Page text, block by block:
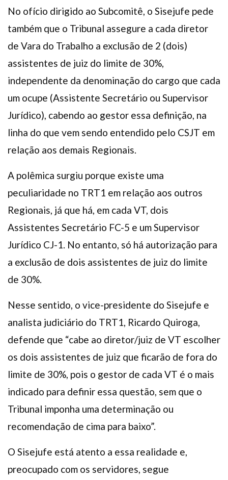
No ofício dirigido ao Subcomitê, o Sisejufe pede
também que o Tribunal assegure a cada diretor
de Vara do Trabalho a exclusão de 2 (dois)
assistentes de juiz do limite de 30%,
independente da denominação do cargo que cada
um ocupe (Assistente Secretário ou Supervisor
Jurídico), cabendo ao gestor essa definição, na
linha do que vem sendo entendido pelo CSJT em
relação aos demais Regionais.
A polêmica surgiu porque existe uma
peculiaridade no TRT1 em relação aos outros
Regionais, já que há, em cada VT, dois
Assistentes Secretário FC-5 e um Supervisor
Jurídico CJ-1. No entanto, só há autorização para
a exclusão de dois assistentes de juiz do limite
de 30%.
Nesse sentido, o vice-presidente do Sisejufe e
analista judiciário do TRT1, Ricardo Quiroga,
defende que “cabe ao diretor/juiz de VT escolher
os dois assistentes de juiz que ficarão de fora do
limite de 30%, pois o gestor de cada VT é o mais
indicado para definir essa questão, sem que o
Tribunal imponha uma determinação ou
recomendação de cima para baixo”.
O Sisejufe está atento a essa realidade e,
preocupado com os servidores, segue